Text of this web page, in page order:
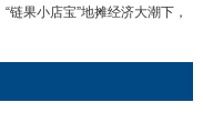
“链果小店宝”地摊经济大潮下，